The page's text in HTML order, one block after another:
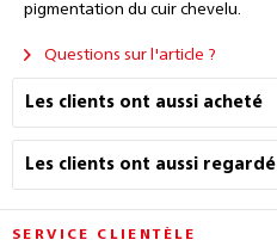
pigmentation du cuir chevelu.
Questions sur l'article ?
Les clients ont aussi acheté
Les clients ont aussi regardé
SERVICE CLIENTÈLE